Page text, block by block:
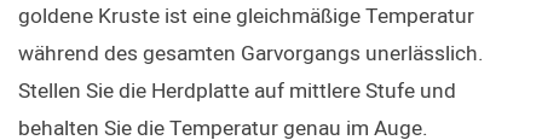
goldene Kruste ist eine gleichmäßige Temperatur
während des gesamten Garvorgangs unerlässlich.
Stellen Sie die Herdplatte auf mittlere Stufe und
behalten Sie die Temperatur genau im Auge.